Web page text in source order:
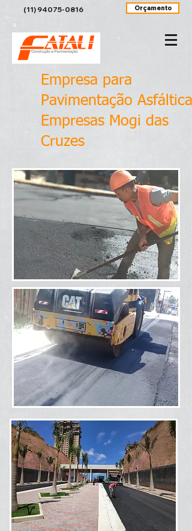
(11) 94075-0816 Orçamento
Empresa para
Pavimentação Asfáltica
Empresas Mogi das
Cruzes